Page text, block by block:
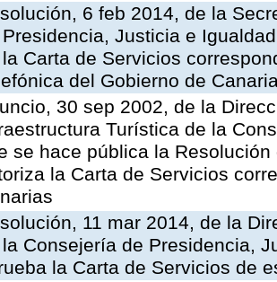
6 feb 2014, de la
Justicia e
Carta de Servicios
del Gobierno de
30 sep 2002, de la
Turística de la
se hace pública la
la Carta de Servicios
11 mar 2014, de la
Consejería de Presidencia,
la Carta de Servicios de